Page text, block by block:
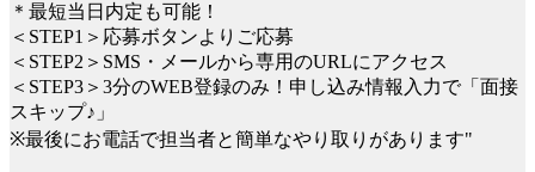
＊最短当日内定も可能！
＜STEP1＞応募ボタンよりご応募
＜STEP2＞SMS・メールから専用のURLにアクセス
＜STEP3＞3分のWEB登録のみ！申し込み情報入力で「面接
スキップ♪」
※最後にお電話で担当者と簡単なやり取りがあります"